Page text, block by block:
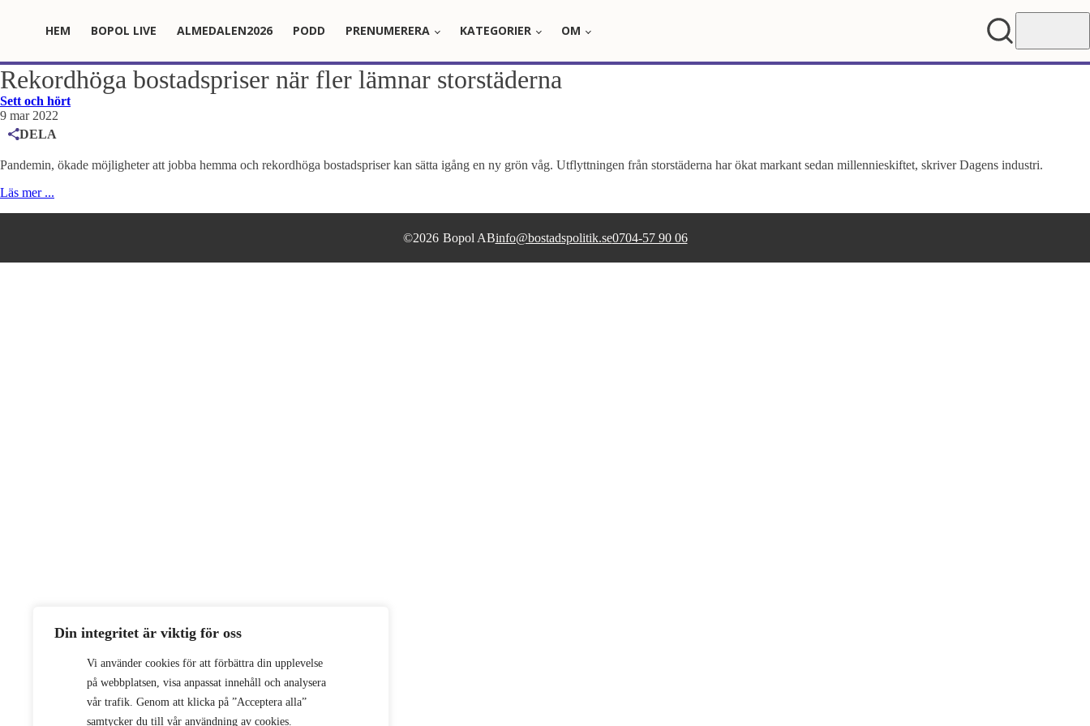
Din integritet är viktig för oss
Vi använder cookies för att förbättra din upplevelse
på webbplatsen, visa anpassat innehåll och analysera
vår trafik. Genom att klicka på ”Acceptera alla”
samtycker du till vår användning av cookies.
HEM BOPOL LIVE ALMEDALEN2026 PODD PRENUMERERA KATEGORIER OM
Rekordhöga bostadspriser när fler lämnar storstäderna
Sett och hört
9 mar 2022
DELA
Pandemin, ökade möjligheter att jobba hemma och rekordhöga bostadspriser kan sätta igång en ny grön våg. Utflyttningen från storstäderna har ökat markant sedan millennieskiftet, skriver Dagens industri.
Läs mer ...
©2026 Bopol ABinfo@bostadspolitik.se0704-57 90 06